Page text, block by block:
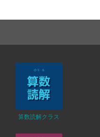
算数読解クラス